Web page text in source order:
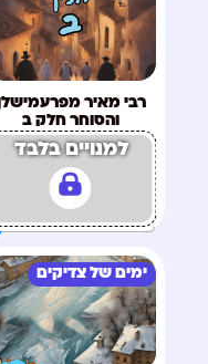
רבי מאיר מפרעמישלן
והסוחר חלק ב
למנויים בלבד
ימים של צדיקים